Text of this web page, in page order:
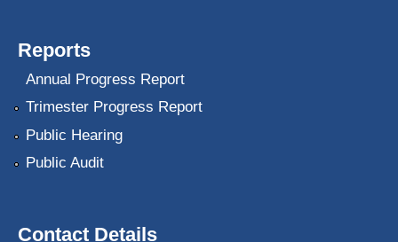
Reports
Annual Progress Report
Trimester Progress Report
Public Hearing
Public Audit
Contact Details